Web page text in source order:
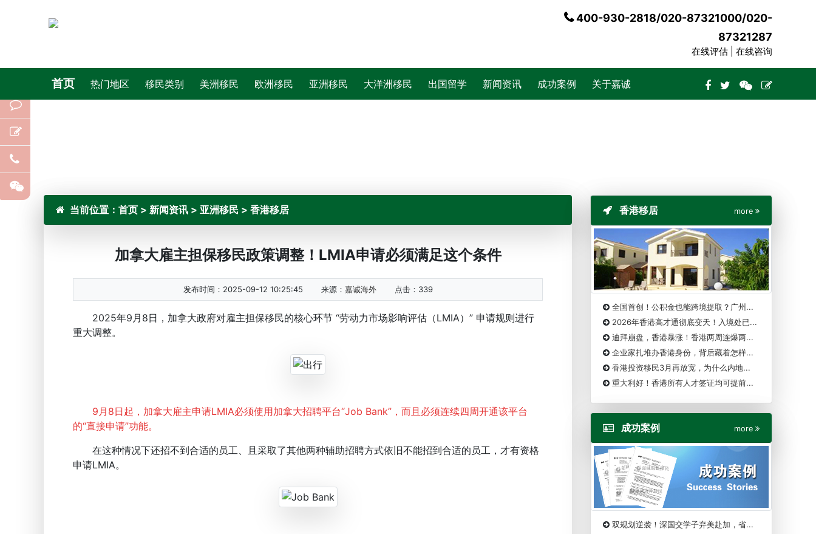
400-930-2818/020-87321000/020-
87321287
在线评估 | 在线咨询
首页 热门地区 移民类别 美洲移民 欧洲移民 亚洲移民 大洋洲移民 出国留学 新闻资讯 成功案例 关于嘉诚
当前位置： 首页 > 新闻资讯 > 亚洲移民 > 香港移居
加拿大雇主担保移民政策调整！LMIA申请必须满足这个条件
发布时间：2025-09-12 10:25:45 来源： 嘉诚海外 点击： 339
2025年9月8日，加拿大政府对雇主担保移民的核心环节 “劳动力市场影响评估（LMIA）” 申请规则进行
重大调整。
9月8日起，加拿大雇主申请LMIA必须使用加拿大招聘平台“Job Bank”，而且必须连续四周开通该平台
的“直接申请”功能。
在这种情况下还招不到合适的员工、且采取了其他两种辅助招聘方式依旧不能招到合适的员工，才有资格
申请LMIA。
香港移居 more
全国首创！公积金也能跨境提取？广州...
2026年香港高才通彻底变天！入境处已...
迪拜崩盘，香港暴涨！香港两周连爆两...
企业家扎堆办香港身份，背后藏着怎样...
香港投资移民3月再放宽，为什么内地...
重大利好！香港所有人才签证均可提前...
成功案例 more
双规划逆袭！深国交学子弃美赴加，省...